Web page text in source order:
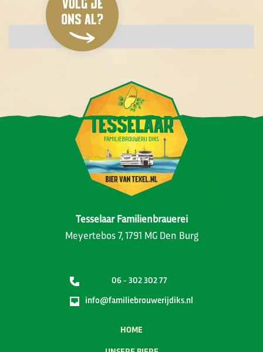
Tesselaar Familienbrauerei
Meyertebos 7, 1791 MG Den Burg
06 - 302 302 77
info@familiebrouwerijdiks.nl
HOME